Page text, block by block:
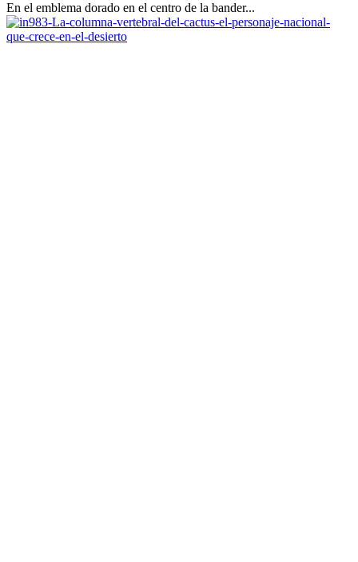
En el emblema dorado en el centro de la bander...